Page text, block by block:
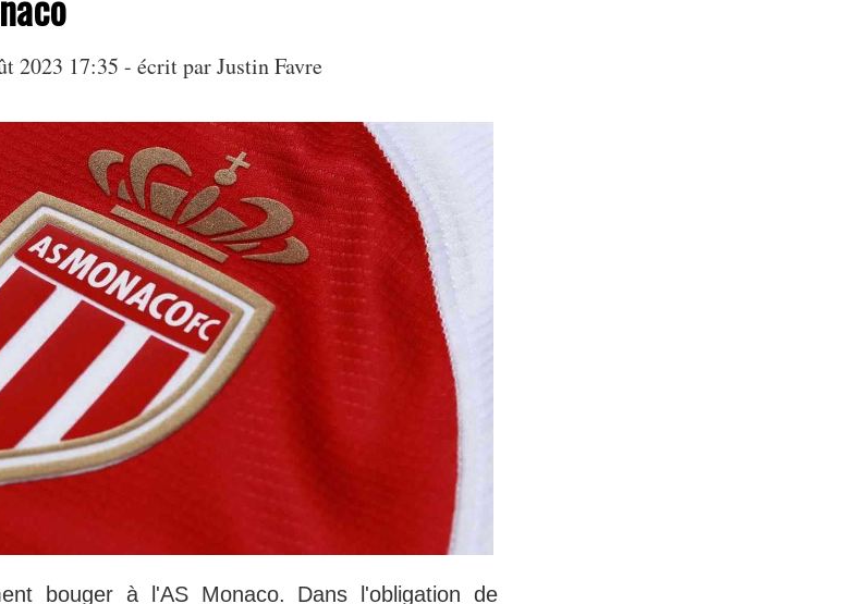
2023 17:35 - écrit parJustin Favre
bouger à l'AS Monaco. Dans l'obligation de